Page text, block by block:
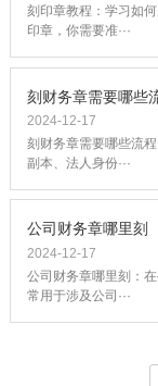
刻印章教程：学习如
印章，你需要准···
刻财务章需要哪些
2024-12-17
刻财务章需要哪些流
副本、法人身份···
公司财务章哪里刻
2024-12-17
公司财务章哪里刻：
常用于涉及公司···